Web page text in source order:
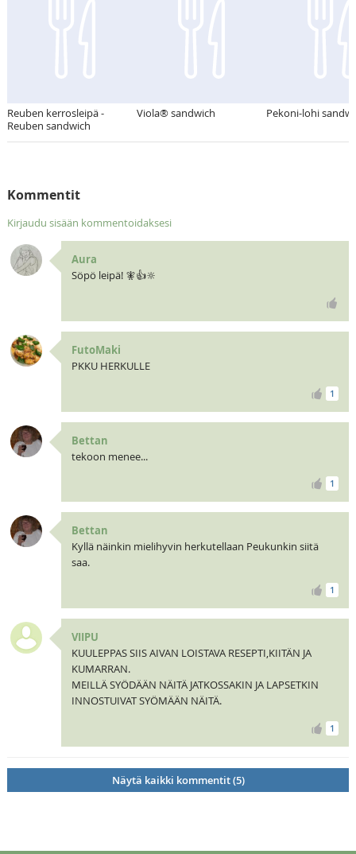
Reuben kerrosleipä -
Reuben sandwich
Viola® sandwich Pekoni-lohi
Kommentit
Kirjaudu sisään kommentoidaksesi
Aura
Söpö leipä! 🧚👍🔆
FutoMaki
PKKU HERKULLE
1
Bettan
tekoon menee...
1
Bettan
Kyllä näinkin mielihyvin herkutellaan Peukunkin siitä
saa.
1
VIIPU
KUULEPPAS SIIS AIVAN LOISTAVA RESEPTI,KIITÄN JA
KUMARRAN.
MEILLÄ SYÖDÄÄN NÄITÄ JATKOSSAKIN JA LAPSETKIN
INNOSTUIVAT SYÖMÄÄN NÄITÄ.
1
Näytä kaikki kommentit (5)